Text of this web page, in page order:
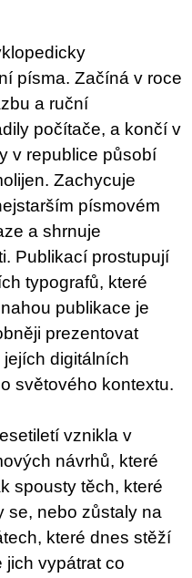
písma. Začíná v roce
a ruční
počítače, a končí v
v republice působí
Zachycuje
písmovém
a shrnuje
Publikací prostupují
typografů, které
publikace je
prezentovat
digitálních
světového kontextu.
vznikla v
návrhů, které
spousty těch, které
se, nebo zůstaly na
které dnes stěží
jich vypátrat co